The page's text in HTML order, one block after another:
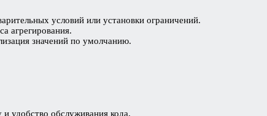
условий или установки ограничений.
агрегирования.
значений по умолчанию.
удобство обслуживания кода.